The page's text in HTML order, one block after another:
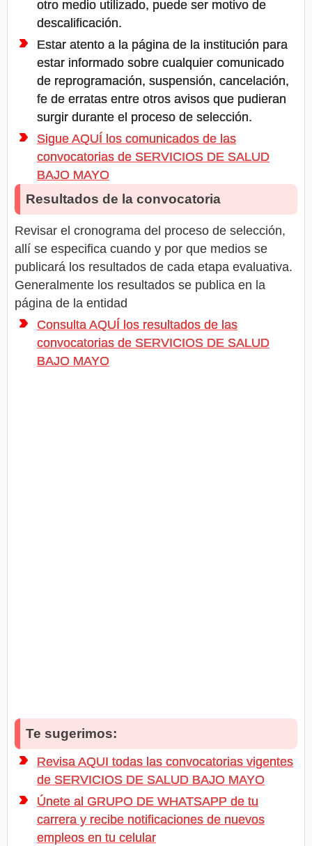
otro medio utilizado, puede ser motivo de
descalificación.
Estar atento a la página de la institución para
estar informado sobre cualquier comunicado
de reprogramación, suspensión, cancelación,
fe de erratas entre otros avisos que pudieran
surgir durante el proceso de selección.
Sigue AQUÍ los comunicados de las
convocatorias de SERVICIOS DE SALUD
BAJO MAYO
Resultados de la convocatoria
Revisar el cronograma del proceso de selección,
allí se especifica cuando y por que medios se
publicará los resultados de cada etapa evaluativa.
Generalmente los resultados se publica en la
página de la entidad
Consulta AQUÍ los resultados de las
convocatorias de SERVICIOS DE SALUD
BAJO MAYO
Te sugerimos:
Revisa AQUI todas las convocatorias vigentes
de SERVICIOS DE SALUD BAJO MAYO
Únete al GRUPO DE WHATSAPP de tu
carrera y recibe notificaciones de nuevos
empleos en tu celular